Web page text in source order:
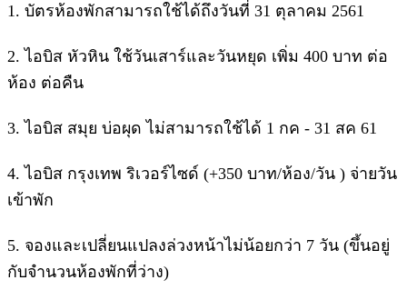
1. บัตรห้องพักสามารถใช้ได้ถึงวันที่ 31 ตุลาคม 2561
2. ไอบิส หัวหิน ใช้วันเสาร์และวันหยุด เพิ่ม 400 บาท ต่อ
ห้อง ต่อคืน
3. ไอบิส สมุย บ่อผุด ไม่สามารถใช้ได้ 1 กค - 31 สค 61
4. ไอบิส กรุงเทพ ริเวอร์ไซด์ (+350 บาท/ห้อง/วัน ) จ่ายวัน
เข้าพัก
5. จองและเปลี่ยนแปลงล่วงหน้าไม่น้อยกว่า 7 วัน (ขึ้นอยู่
กับจำนวนห้องพักที่ว่าง)